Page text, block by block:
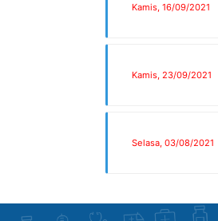
Kamis, 16/09/2021
Kamis, 23/09/2021
Selasa, 03/08/2021